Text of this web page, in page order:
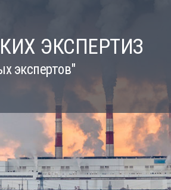
ЭКСПЕРТИЗ
экспертов"